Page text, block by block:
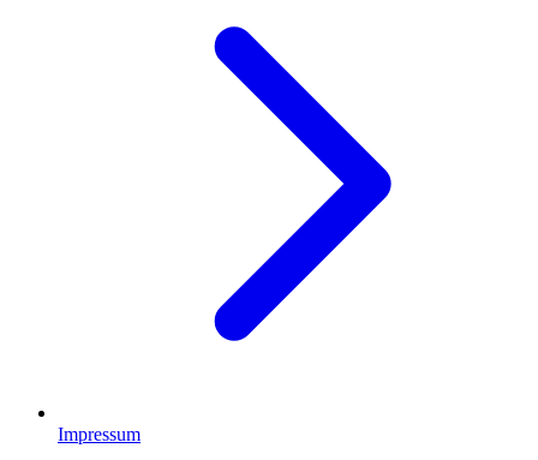
Impressum